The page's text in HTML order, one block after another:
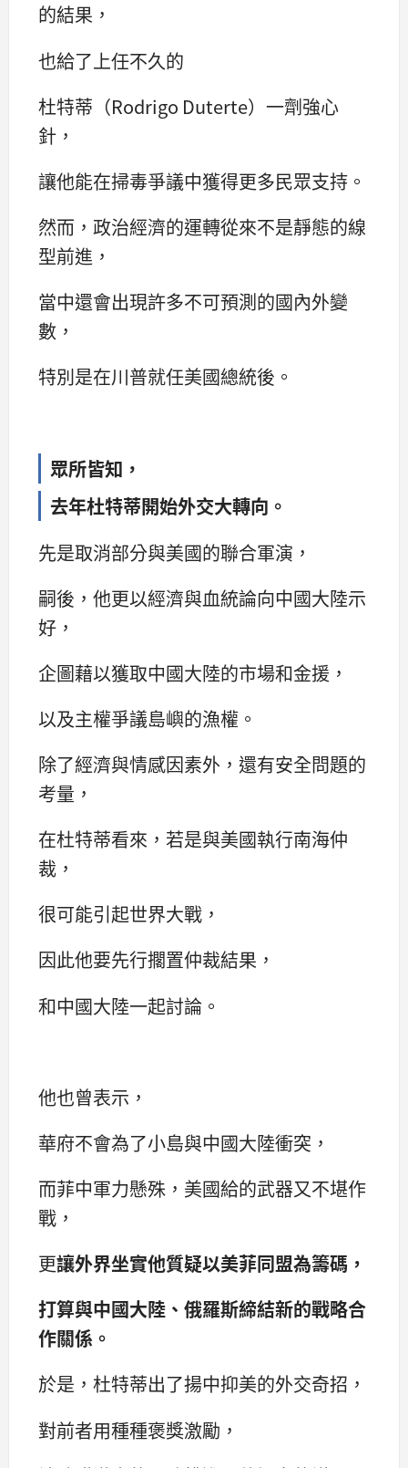
的結果，
也給了上任不久的
杜特蒂（Rodrigo Duterte）一劑強心
針，
讓他能在掃毒爭議中獲得更多民眾支持。
然而，政治經濟的運轉從來不是靜態的線
型前進，
當中還會出現許多不可預測的國內外變
數，
特別是在川普就任美國總統後。
眾所皆知，
去年杜特蒂開始外交大轉向。
先是取消部分與美國的聯合軍演，
嗣後，他更以經濟與血統論向中國大陸示
好，
企圖藉以獲取中國大陸的市場和金援，
以及主權爭議島嶼的漁權。
除了經濟與情感因素外，還有安全問題的
考量，
在杜特蒂看來，若是與美國執行南海仲
裁，
很可能引起世界大戰，
因此他要先行擱置仲裁結果，
和中國大陸一起討論。
他也曾表示，
華府不會為了小島與中國大陸衝突，
而菲中軍力懸殊，美國給的武器又不堪作
戰，
更讓外界坐實他質疑以美菲同盟為籌碼，
打算與中國大陸、俄羅斯締結新的戰略合
作關係。
於是，杜特蒂出了揚中抑美的外交奇招，
對前者用種種褒獎激勵，